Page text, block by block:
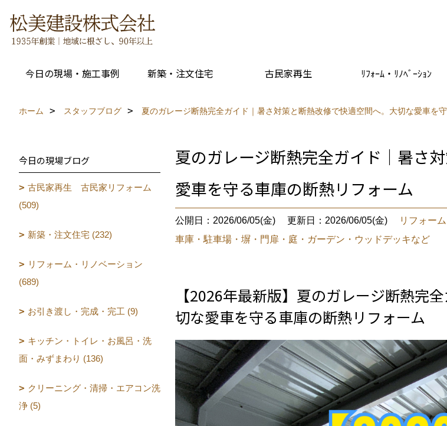
今日の現場・施工事例 新築・注文住宅 古民家再生 ﾘﾌｫｰﾑ・ﾘﾉﾍﾞｰｼｮﾝ
ホーム スタッフブログ 夏のガレージ断熱完全ガイド｜暑さ対策と断熱改修で快適空間へ。大切な愛車を
夏のガレージ断熱完全ガイド｜暑さ
愛車を守る車庫の断熱リフォーム
公開日：2026/06/05(金) 更新日：2026/06/05(金) リフォー
車庫・駐車場・塀・門扉・庭・ガーデン・ウッドデッキなど
【2026年最新版】夏のガレージ断熱完
切な愛車を守る車庫の断熱リフォーム
今日の現場ブログ
古民家再生 古民家リフォーム
(509)
新築・注文住宅 (232)
リフォーム・リノベーション
(689)
お引き渡し・完成・完工 (9)
キッチン・トイレ・お風呂・洗
面・みずまわり (136)
クリーニング・清掃・エアコン洗
浄 (5)